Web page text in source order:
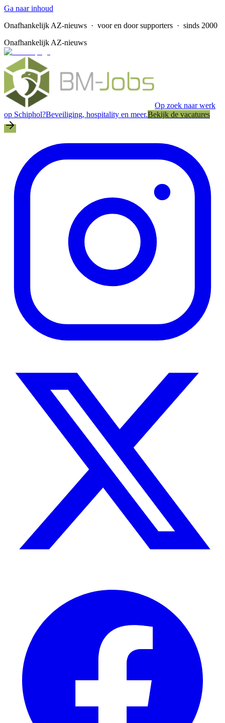
Ga naar inhoud
Onafhankelijk AZ-nieuws · voor en door supporters · sinds 2000
Onafhankelijk AZ-nieuws
Op zoek naar werk
op Schiphol?Beveiliging, hospitality en meer.Bekijk de vacatures